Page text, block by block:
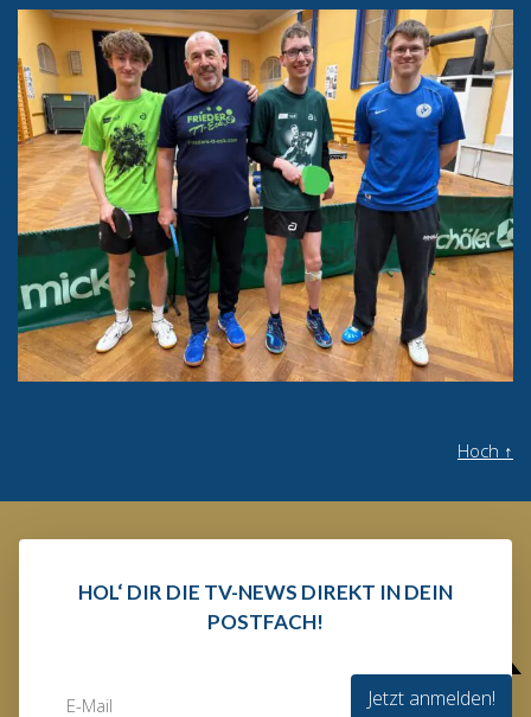
Hoch ↑
HOL‘ DIR DIE TV-NEWS DIREKT IN DEIN
POSTFACH!
Jetzt anmelden!